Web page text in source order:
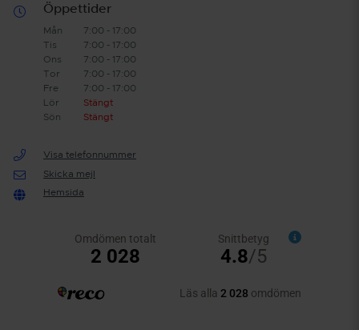
Öppettider
Mån
7:00 - 17:00
Tis
7:00 - 17:00
Ons
7:00 - 17:00
Tor
7:00 - 17:00
Fre
7:00 - 17:00
Lör
Stängt
Sön
Stängt
Visa telefonnummer
Skicka mejl
Hemsida